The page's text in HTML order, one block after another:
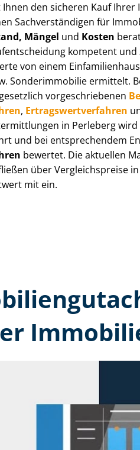
den sicheren Kauf Ihrer
Sach­ver­stän­di­gen für
Mängel und Kosten
kompetent
von einem
Sonderimmobilie ermittelt.
vor­ge­schrie­be­nen
, Er­trags­wert­ver­fah­ren
in Perleberg
und bei entsprechendem
bewertet. Die aktuellen
über Ver­gleichs­prei­se
mit ein.